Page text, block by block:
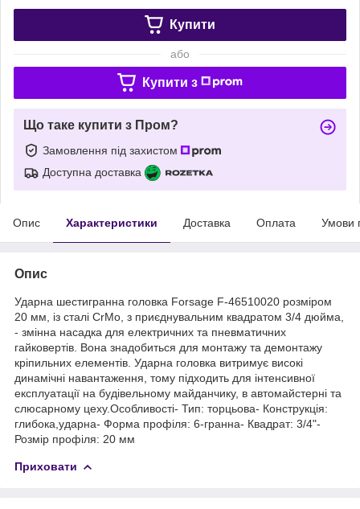
Купити
або
Купити з
Що таке купити з Пром?
Замовлення під захистом
Доступна доставка
Опис Характеристики Доставка Оплата Умови
Опис
Ударна шестигранна головка Forsage F-46510020 розміром
20 мм, із сталі CrMo, з приєднувальним квадратом 3/4 дюймa,
- змінна насадка для електричних та пневматичних
гайковертів. Вона знадобиться для монтажу та демонтажу
кріпильних елементів. Ударна головка витримує високі
динамічні навантаження, тому підходить для інтенсивної
експлуатації на будівельному майданчику, в автомайстерні та
слюсарному цеху.Особливості- Тип: торцьова- Конструкція:
глибока,ударна- Форма профіля: 6-гранна- Квадрат: 3/4"-
Розмір профіля: 20 мм
Приховати